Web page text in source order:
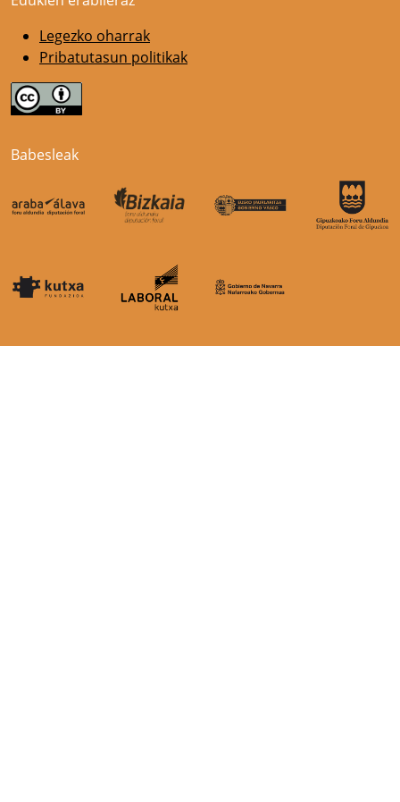
Legezko oharrak
Pribatutasun politikak
Babesleak